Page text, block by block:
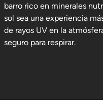
barro rico en minerales
sol sea una experiencia
de rayos UV en la
seguro para respirar.